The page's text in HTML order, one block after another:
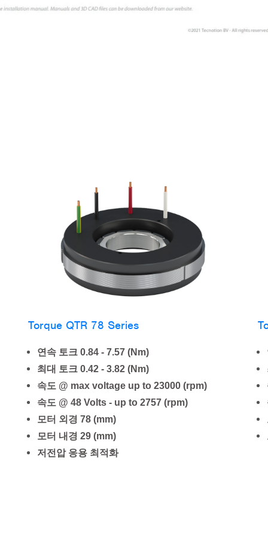
Torque QTR 78 Series
연속 토크0.84 - 7.57 (Nm)
최대 토크0.42 - 3.82 (Nm)
속도 @ max voltage up to 23000 (rpm)
속도 @ 48 Volts - up to 2757 (rpm)
모터 외경78 (mm)
모터 내경29 (mm)
저전압 응용 최적화